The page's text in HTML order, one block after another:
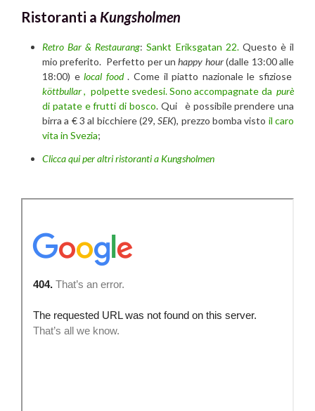
Ristoranti a Kungsholmen
Retro Bar & Restaurang:Sankt Eriksgatan 22.Questo è il
mio preferito. Perfetto per unhappy hour(dalle 13:00 alle
18:00) elocal food. Come il piatto nazionale le sfiziose
köttbullar, polpette svedesi. Sono accompagnate dapurè
di patate e frutti di bosco. Qui è possibile prendere una
birra a € 3 al bicchiere (29,SEK), prezzo bomba visto il caro
vita in Svezia;
Clicca qui per altri ristoranti a Kungsholmen